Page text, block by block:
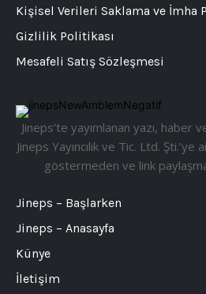
Jineps’te yayımlanan yazı, haber
Jineps Yayıncılık ve Tic. Ltd.
göstermeden ve link
Jineps – Başlarken
Jineps – Anasayfa
Künye
İletişim
Kişisel Verileri Saklama ve İmha
Gizlilik Politikası
Mesafeli Satış Sözleşmesi